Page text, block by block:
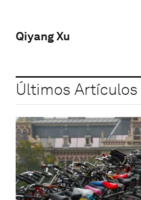
Qiyang Xu
Últimos Artículos